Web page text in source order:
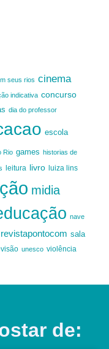
seus rios cinema
indicativa concurso
dia do professor
escola
Rio games historias de
leitura livro luiza lins
midia
nave
revistapontocom sala
unesco violência
de: